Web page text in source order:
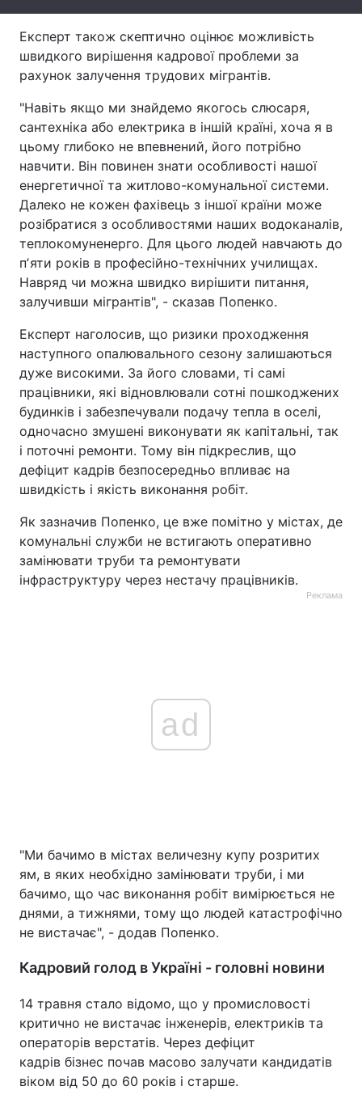
Тема оформлення
Експерт також скептично оцінює можливість
швидкого вирішення кадрової проблеми за
рахунок залучення трудових мігрантів.
"Навіть якщо ми знайдемо якогось слюсаря,
сантехніка або електрика в іншій країні, хоча я в
цьому глибоко не впевнений, його потрібно
навчити. Він повинен знати особливості нашої
енергетичної та житлово-комунальної системи.
Далеко не кожен фахівець з іншої країни може
розібратися з особливостями наших водоканалів,
теплокомуненерго. Для цього людей навчають до
пʼяти років в професійно-технічних училищах.
Навряд чи можна швидко вирішити питання,
залучивши мігрантів", - сказав Попенко.
Експерт наголосив, що ризики проходження
наступного опалювального сезону залишаються
дуже високими. За його словами, ті самі
працівники, які відновлювали сотні пошкоджених
будинків і забезпечували подачу тепла в оселі,
одночасно змушені виконувати як капітальні, так
і поточні ремонти. Тому він підкреслив, що
дефіцит кадрів безпосередньо впливає на
швидкість і якість виконання робіт.
Як зазначив Попенко, це вже помітно у містах, де
комунальні служби не встигають оперативно
замінювати труби та ремонтувати
інфраструктуру через нестачу працівників.
Реклама
ad
"Ми бачимо в містах величезну купу розритих
ям, в яких необхідно замінювати труби, і ми
бачимо, що час виконання робіт вимірюється не
днями, а тижнями, тому що людей катастрофічно
не вистачає", - додав Попенко.
Кадровий голод в Україні - головні новини
14 травня стало відомо, що у промисловості
критично не вистачає інженерів, електриків та
операторів верстатів. Через дефіцит
кадрів бізнес почав масово залучати кандидатів
віком від 50 до 60 років і старше.